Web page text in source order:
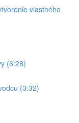
vlastného
(6:28)
(3:32)